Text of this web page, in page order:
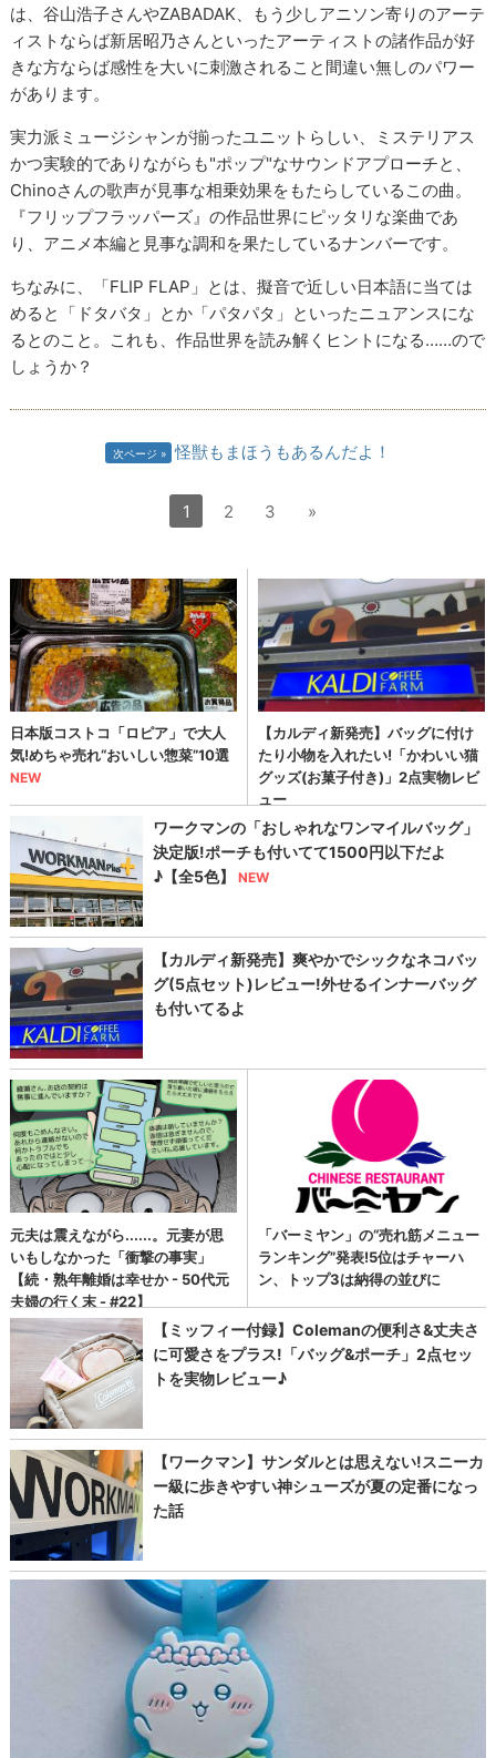
は、谷山浩子さんやZABADAK、もう少しアニソン寄りのアーテ
ィストならば新居昭乃さんといったアーティストの諸作品が好
きな方ならば感性を大いに刺激されること間違い無しのパワー
があります。
実力派ミュージシャンが揃ったユニットらしい、ミステリアス
かつ実験的でありながらも"ポップ"なサウンドアプローチと、
Chinoさんの歌声が見事な相乗効果をもたらしているこの曲。
『フリップフラッパーズ』の作品世界にピッタリな楽曲であ
り、アニメ本編と見事な調和を果たしているナンバーです。
ちなみに、「FLIP FLAP」とは、擬音で近しい日本語に当ては
めると「ドタバタ」とか「パタパタ」といったニュアンスにな
るとのこと。これも、作品世界を読み解くヒントになる……ので
しょうか？
次ページ 怪獣もまほうもあるんだよ！
1 2 3 »